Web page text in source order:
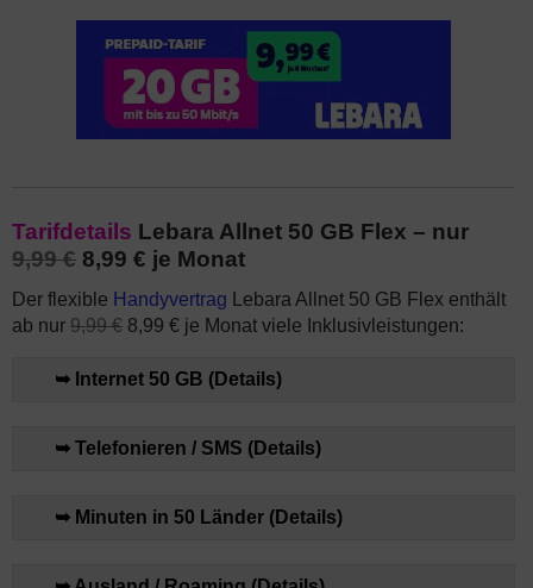
Tarifdetails Lebara Allnet 50 GB Flex – nur
9,99 € 8,99 € je Monat
Der flexible Handyvertrag Lebara Allnet 50 GB Flex enthält
ab nur 9,99 € 8,99 € je Monat viele Inklusivleistungen:
➥ Internet 50 GB (Details)
➥ Telefonieren / SMS (Details)
➥ Minuten in 50 Länder (Details)